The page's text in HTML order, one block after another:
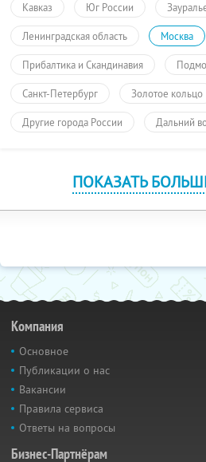
Кавказ Юг России
Ленинградская область Москва
Прибалтика и Скандинавия
Санкт-Петербург Золотое кольцо
Другие города России Дальний
ПОКАЗАТЬ
Компания
Основное
Публикации о нас
Вакансии
Правила сервиса
Ответы на вопросы
Бизнес-Партнёрам